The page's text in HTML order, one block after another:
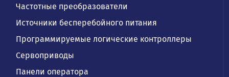
Частотные преобразователи
Источники бесперебойного питания
Программируемые логические контроллеры
Сервоприводы
Панели оператора